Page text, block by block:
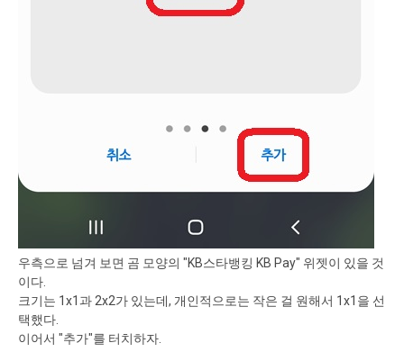
우측으로 넘겨 보면 곰 모양의 "KB스타뱅킹 KB Pay" 위젯이 있을 것
이다.
크기는 1x1과 2x2가 있는데, 개인적으로는 작은 걸 원해서 1x1을 선
택했다.
이어서 "추가"를 터치하자.